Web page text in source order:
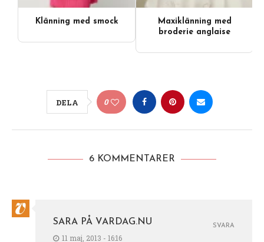
Klänning med smock
Maxiklänning med
broderie anglaise
DELA 0
6 KOMMENTARER
SARA PÅ VARDAG.NU
11 maj, 2013 - 16:16
SVARA